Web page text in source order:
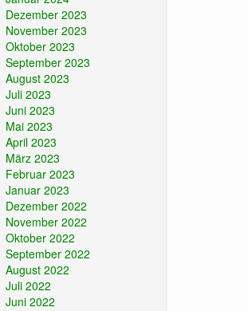
Dezember 2023
November 2023
Oktober 2023
September 2023
August 2023
Juli 2023
Juni 2023
Mai 2023
April 2023
März 2023
Februar 2023
Januar 2023
Dezember 2022
November 2022
Oktober 2022
September 2022
August 2022
Juli 2022
Juni 2022